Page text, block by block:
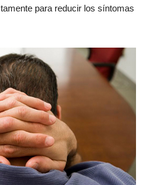
para reducir los síntomas